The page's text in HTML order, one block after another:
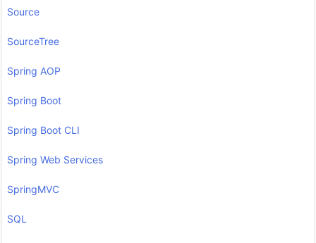
Source
SourceTree
Spring AOP
Spring Boot
Spring Boot CLI
Spring Web Services
SpringMVC
SQL